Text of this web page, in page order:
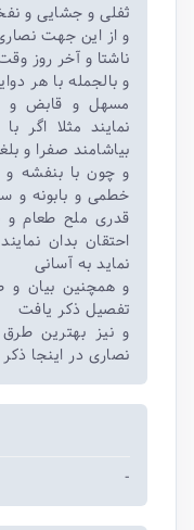
ثفلی و جشایی و
و از این جهت
ناشتا و آخر روز
و بالجمله با هر
مسهل و قابض و
نمایند مثلا اگر
بیاشامند صفرا و
و چون با بنفشه
خطمی و بابونه و
قدری ملح طعام
احتقان بدان
نماید به آسانی
و همچنین بیان و
تفصیل ذکر یافت
و نیز بهترین
نصاری در اینجا
-